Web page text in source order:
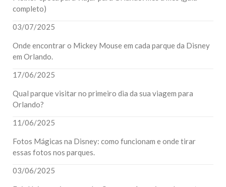
completo)
03/07/2025
Onde encontrar o Mickey Mouse em cada parque da Disney
em Orlando.
17/06/2025
Qual parque visitar no primeiro dia da sua viagem para
Orlando?
11/06/2025
Fotos Mágicas na Disney: como funcionam e onde tirar
essas fotos nos parques.
03/06/2025